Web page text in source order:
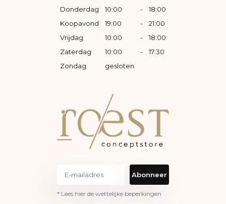
Donderdag
10:00 -
18:00
Koopavond
19:00 -
21:00
Vrijdag
10:00 -
18:00
Zaterdag
10:00 -
17:30
Zondag
gesloten
Abonneer
* Lees hier de wettelijke beperkingen